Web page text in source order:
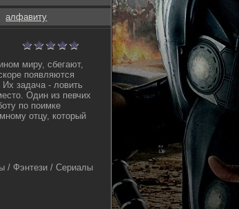
алфавиту
миру, сбегают,
появляются
задача - ловить
Один из певчих
по поимке
отцу, который
/ Фэнтези / Сериалы